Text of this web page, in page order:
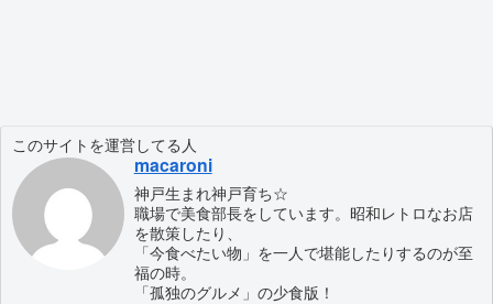
このサイトを運営してる人
macaroni
神戸生まれ神戸育ち☆
職場で美食部長をしています。昭和レトロなお店
を散策したり、
「今食べたい物」を一人で堪能したりするのが至
福の時。
「孤独のグルメ」の少食版！